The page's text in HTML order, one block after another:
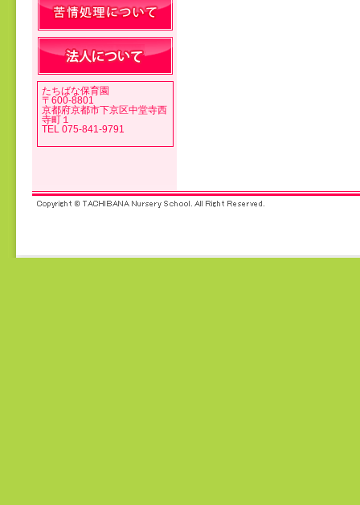
たちばな保育園
〒600-8801
京都府京都市下京区中堂寺西
寺町１
TEL 075-841-9791